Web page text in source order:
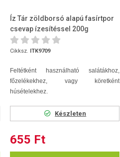
Íz Tár zöldborsó alapú fasírtpor
csevap ízesítéssel 200g
Cikksz. ITK9709
Feltétként használható salátákhoz,
főzelékekhez, vagy köretként
húsételekhez.
Készleten
655 Ft